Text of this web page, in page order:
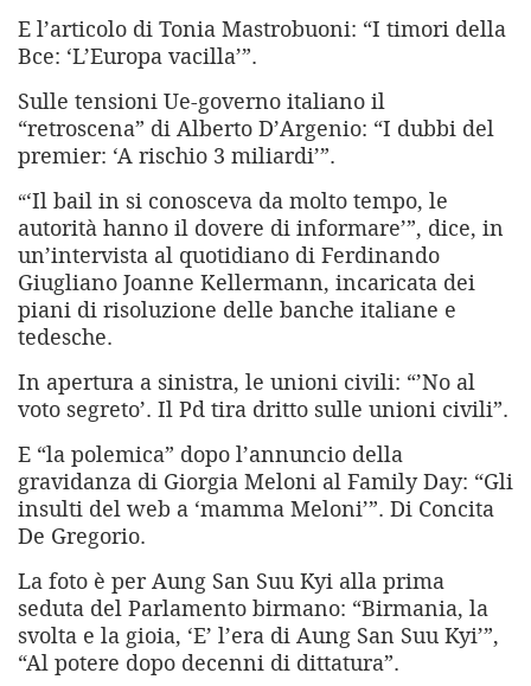
E l’articolo di Tonia Mastrobuoni: “I timori della
Bce: ‘L’Europa vacilla’”.
Sulle tensioni Ue-governo italiano il
“retroscena” di Alberto D’Argenio: “I dubbi del
premier: ‘A rischio 3 miliardi’”.
“‘Il bail in si conosceva da molto tempo, le
autorità hanno il dovere di informare’”, dice, in
un’intervista al quotidiano di Ferdinando
Giugliano Joanne Kellermann, incaricata dei
piani di risoluzione delle banche italiane e
tedesche.
In apertura a sinistra, le unioni civili: “’No al
voto segreto’. Il Pd tira dritto sulle unioni civili”.
E “la polemica” dopo l’annuncio della
gravidanza di Giorgia Meloni al Family Day: “Gli
insulti del web a ‘mamma Meloni’”. Di Concita
De Gregorio.
La foto è per Aung San Suu Kyi alla prima
seduta del Parlamento birmano: “Birmania, la
svolta e la gioia, ‘E’ l’era di Aung San Suu Kyi’”,
“Al potere dopo decenni di dittatura”.